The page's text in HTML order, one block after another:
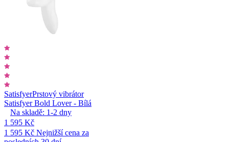
SatisfyerPrstový vibrátor
Satisfyer Bold Lover - Bílá
Na skladě: 1-2 dny
1 595 Kč
1 595 Kč Nejnižší cena za